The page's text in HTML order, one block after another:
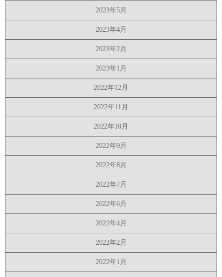
2023年5月
2023年4月
2023年2月
2023年1月
2022年12月
2022年11月
2022年10月
2022年9月
2022年8月
2022年7月
2022年6月
2022年4月
2022年2月
2022年1月